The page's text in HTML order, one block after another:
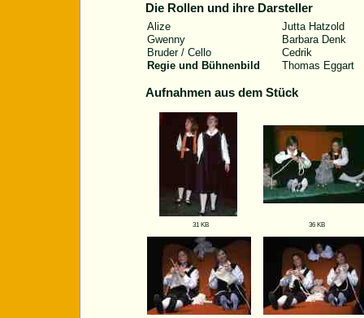
Die Rollen und ihre Darsteller
Alize
Jutta Hatzold
Gwenny
Barbara Denk
Bruder / Cello
Cedrik
Regie und Bühnenbild
Thomas Eggart
Aufnahmen aus dem Stück
31 KB 36 KB